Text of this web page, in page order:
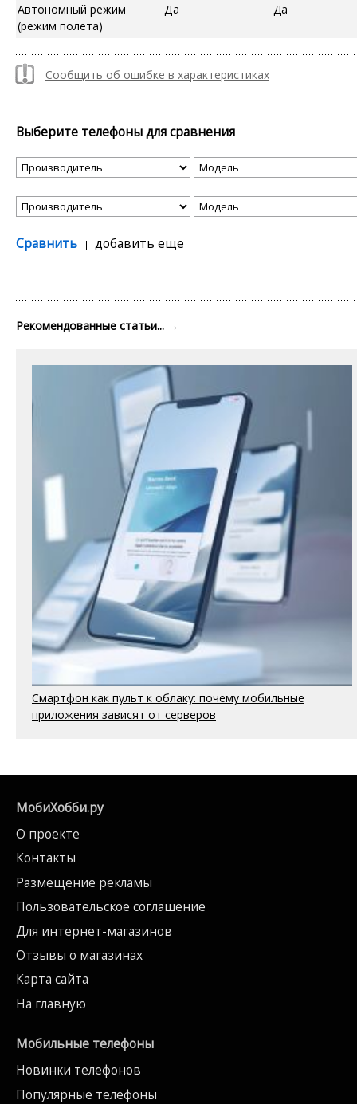
Автономный режим
(режим полета)
Да Да
Сообщить об ошибке в характеристиках
Выберите телефоны для сравнения
Сравнить добавить еще
Рекомендованные статьи... →
Смартфон как пульт к облаку: почему мобильные
приложения зависят от серверов
МобиХобби.ру
О проекте
Контакты
Размещение рекламы
Пользовательское соглашение
Для интернет-магазинов
Отзывы о магазинах
Карта сайта
На главную
Мобильные телефоны
Новинки телефонов
Популярные телефоны